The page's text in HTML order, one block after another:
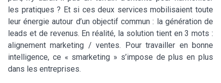
les pratiques ? Et si ces deux services mobilisaient toute
leur énergie autour d’un objectif commun : la génération de
leads et de revenus. En réalité, la solution tient en 3 mots :
alignement marketing / ventes. Pour travailler en bonne
intelligence, ce « smarketing » s’impose de plus en plus
dans les entreprises.